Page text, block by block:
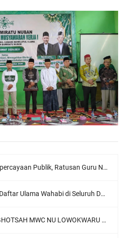
Guru Ngaji Kota Malang Serukan Deklarasi Ramah Anak
Wahabi di Seluruh Dunia dan Karya-karyanya
Menyambut Muktamar NU ke-35, Meneguhkan Sanad Laku Para Muassis